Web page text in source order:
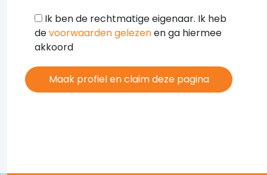
Ik ben de rechtmatige eigenaar. Ik heb
devoorwaarden gelezenen ga hiermee
akkoord